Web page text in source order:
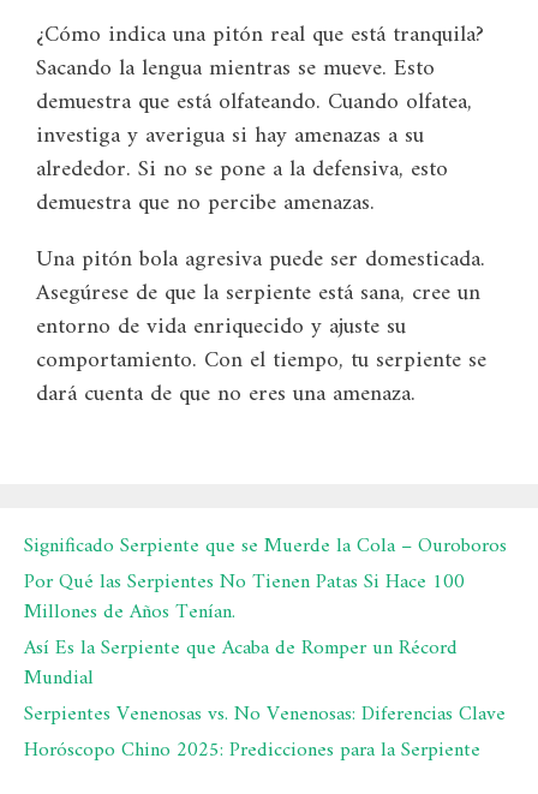
¿Cómo indica una pitón real que está tranquila?
Sacando la lengua mientras se mueve. Esto
demuestra que está olfateando. Cuando olfatea,
investiga y averigua si hay amenazas a su
alrededor. Si no se pone a la defensiva, esto
demuestra que no percibe amenazas.
Una pitón bola agresiva puede ser domesticada.
Asegúrese de que la serpiente está sana, cree un
entorno de vida enriquecido y ajuste su
comportamiento. Con el tiempo, tu serpiente se
dará cuenta de que no eres una amenaza.
Significado Serpiente que se Muerde la Cola – Ouroboros
Por Qué las Serpientes No Tienen Patas Si Hace 100
Millones de Años Tenían.
Así Es la Serpiente que Acaba de Romper un Récord
Mundial
Serpientes Venenosas vs. No Venenosas: Diferencias Clave
Horóscopo Chino 2025: Predicciones para la Serpiente